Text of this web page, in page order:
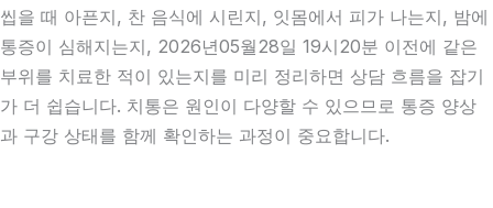
씹을 때 아픈지, 찬 음식에 시린지, 잇몸에서 피가 나는지, 밤에
통증이 심해지는지, 2026년05월28일 19시20분 이전에 같은
부위를 치료한 적이 있는지를 미리 정리하면 상담 흐름을 잡기
가 더 쉽습니다. 치통은 원인이 다양할 수 있으므로 통증 양상
과 구강 상태를 함께 확인하는 과정이 중요합니다.